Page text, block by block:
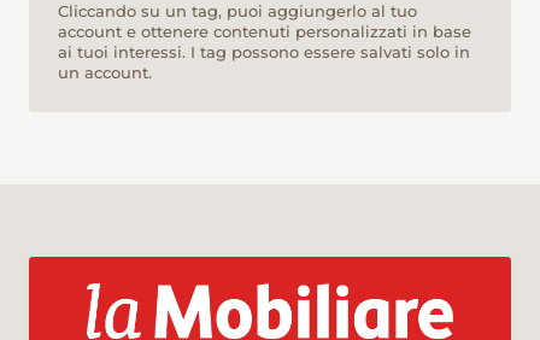
Cliccando su un tag, puoi aggiungerlo al tuo
account e ottenere contenuti personalizzati in base
ai tuoi interessi. I tag possono essere salvati solo in
un account.